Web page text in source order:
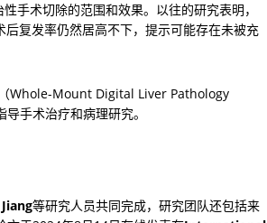
手术切除的范围和效果。以往的研究表明，
复发率仍然居高不下，提示可能存在未被充
Whole-Mount Digital Liver Pathology
手术治疗和病理研究。
等研究人员共同完成，研究团队还包括来